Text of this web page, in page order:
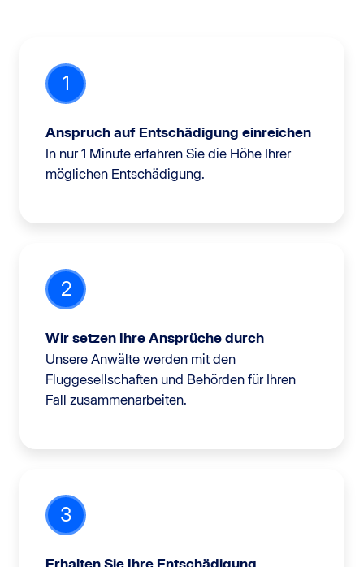
1
Anspruch auf Entschädigung einreichen
In nur 1 Minute erfahren Sie die Höhe Ihrer
möglichen Entschädigung.
2
Wir setzen Ihre Ansprüche durch
Unsere Anwälte werden mit den
Fluggesellschaften und Behörden für Ihren
Fall zusammenarbeiten.
3